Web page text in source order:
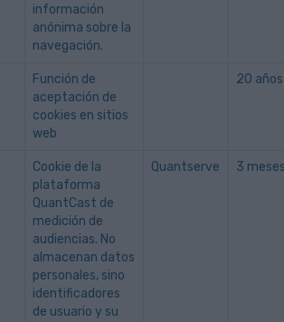
información
anónima sobre la
navegación.
Función de
aceptación de
cookies en sitios
web
20 años
Cookie de la
plataforma
QuantCast de
medición de
audiencias. No
almacenan datos
personales, sino
identificadores
de usuario y su
Quantserve 3